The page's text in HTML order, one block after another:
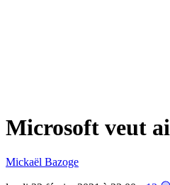
Microsoft veut
Mickaël Bazoge